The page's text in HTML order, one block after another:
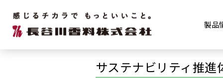
製品
サステナビリティ
サステナビリティ推進